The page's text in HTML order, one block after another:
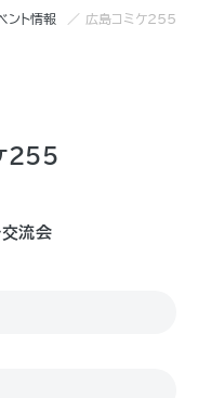
ント情報 広島コミケ255
255
交流会